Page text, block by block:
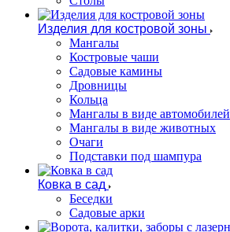
Изделия для костровой зоны
Мангалы
Костровые чаши
Садовые камины
Дровницы
Кольца
Мангалы в виде автомобилей
Мангалы в виде животных
Очаги
Подставки под шампура
Ковка в сад
Беседки
Садовые арки